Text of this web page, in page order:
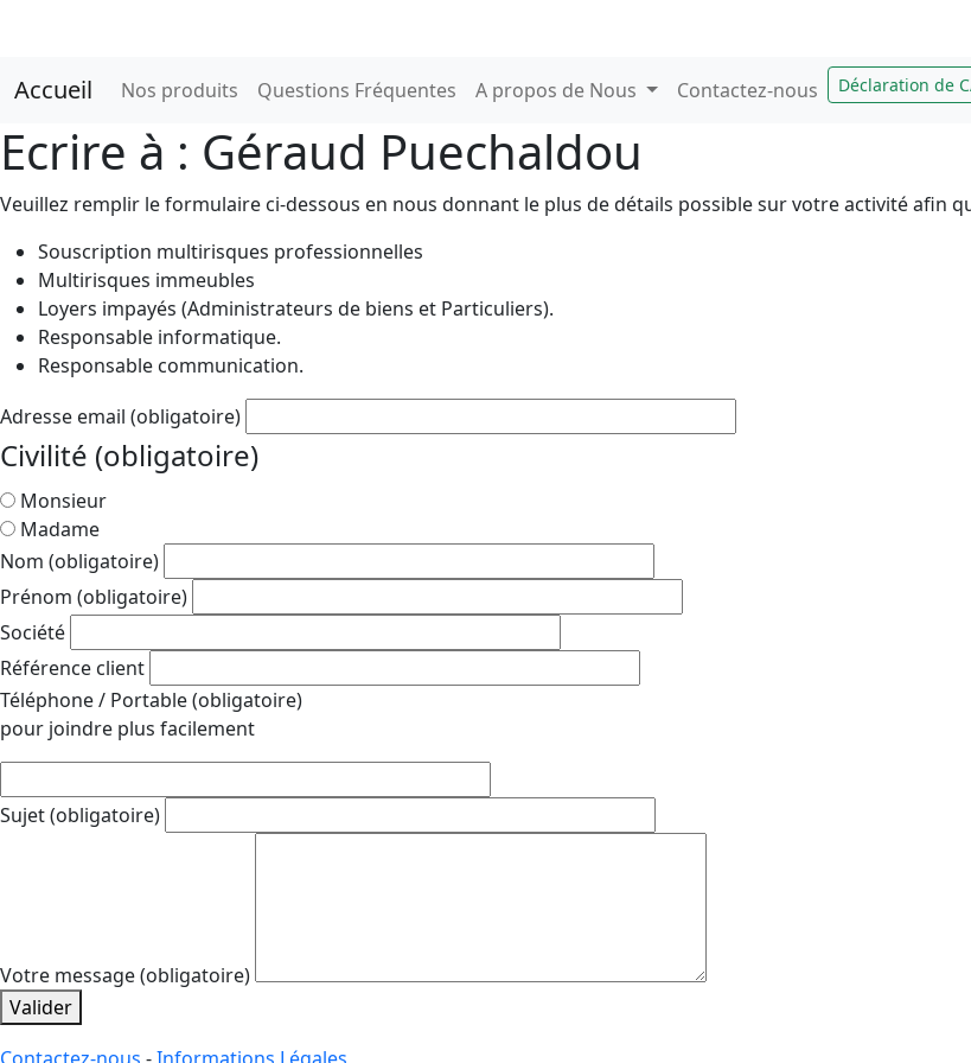
Accueil Nos produits Questions Fréquentes A propos de Nous Contactez-nous Déclaration de
Ecrire à : Géraud Puechaldou
Veuillez remplir le formulaire ci-dessous en nous donnant le plus de détails possible sur votre activité afin
Souscription multirisques professionnelles
Multirisques immeubles
Loyers impayés (Administrateurs de biens et Particuliers).
Responsable informatique.
Responsable communication.
Adresse email (obligatoire)
Civilité (obligatoire)
Monsieur
Madame
Nom (obligatoire)
Prénom (obligatoire)
Société
Référence client
Téléphone / Portable(obligatoire)
pour joindre plus facilement
Sujet(obligatoire)
Votre message(obligatoire)
Valider